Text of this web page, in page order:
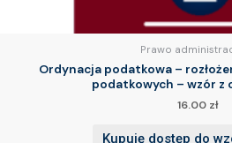
Prawo
Ordynacja podatkowa –
podatkowych – wzór z
16.00 zł
Kupuję dostęp do